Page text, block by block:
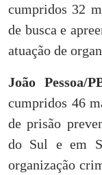
cumpridos 32
de busca e
atuação de
João Pessoa/
cumpridos 46
de prisão
do Sul e em
organização